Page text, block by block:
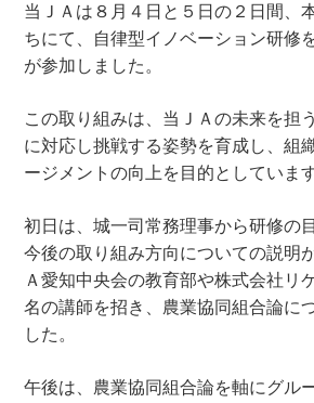
当ＪＡは８月４日と５日の２日間、
ちにて、自律型イノベーション研修
が参加しました。
この取り組みは、当ＪＡの未来を担
に対応し挑戦する姿勢を育成し、組
ージメントの向上を目的としています
初日は、城一司常務理事から研修の
今後の取り組み方向についての説明
Ａ愛知中央会の教育部や株式会社リ
名の講師を招き、農業協同組合論に
した。
午後は、農業協同組合論を軸にグル